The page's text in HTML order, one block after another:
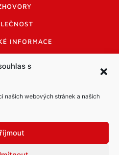
s
našich webových stránek a našich
INFORMACE
DISKUTUJÍCÍCH
MANUÁL